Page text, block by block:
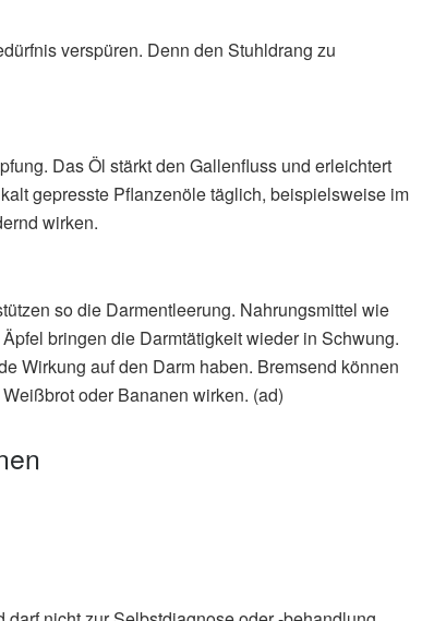
verspüren. Denn den Stuhldrang zu
Das Öl stärkt den Gallenfluss und erleichtert
gepresste Pflanzenöle täglich, beispielsweise im
wirken.
so die Darmentleerung. Nahrungsmittel wie
bringen die Darmtätigkeit wieder in Schwung.
Wirkung auf den Darm haben. Bremsend können
oder Bananen wirken. (ad)